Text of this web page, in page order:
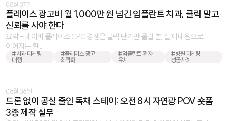
08월 07일
플레이스 광고비 월 1,000만 원 넘긴 임플란트 치과, 클릭 말고
신뢰를 사야 한다
요약 - 네이버 플레이스 CPC 경쟁은 클릭 단가만 올릴 뿐, 실제 내원으로
이어지는 환 ...
#치과 마케팅
대행
#플레이스 광고
최적화
#임플란트 환자
유치
#병원 마케팅
성공사례
08월 06일
드론 없이 공실 줄인 독채 스테이: 오전 8시 자연광 POV 숏폼
3종 제작 실무